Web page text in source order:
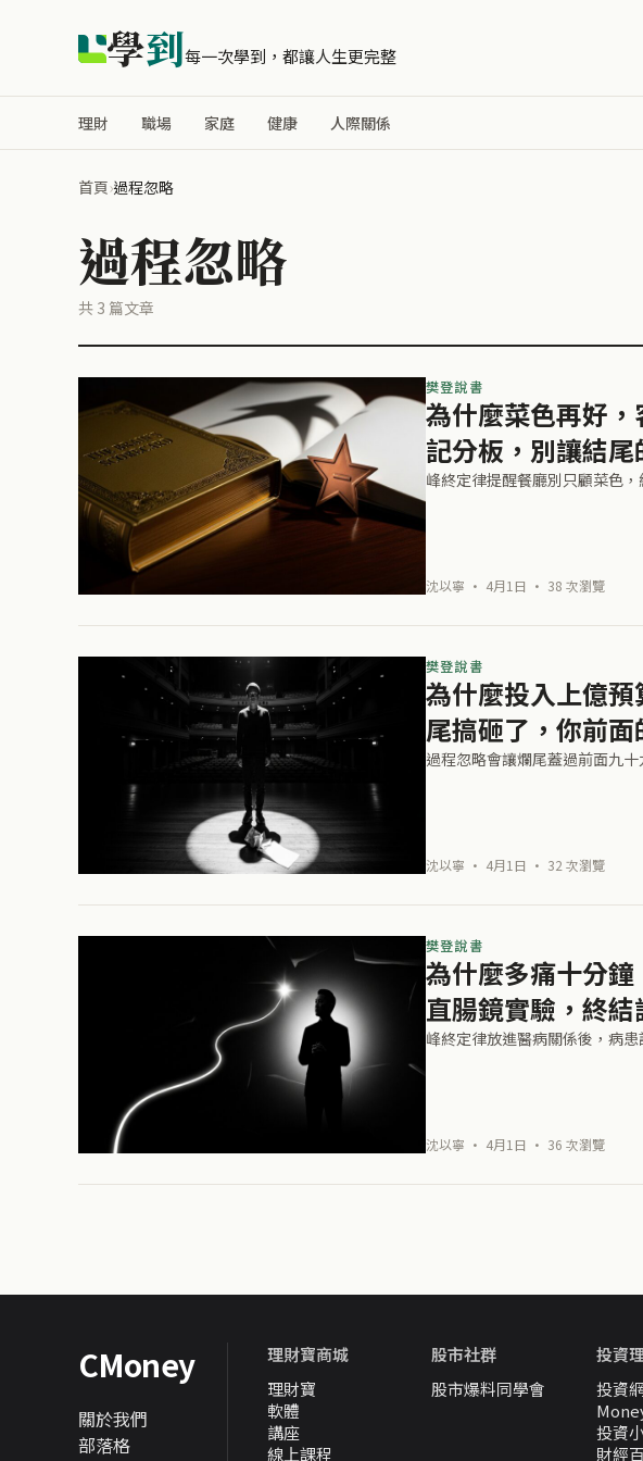
學到每一次學到，都讓人生更完整
理財 職場 家庭 健康 人際關係
首頁›過程忽略
過程忽略
共 3 篇文章
樊登說書
為什麼菜色再好
記分板，別讓結尾
峰終定律提醒餐廳別只顧菜色
沈以寧 · 4月1日 · 38 次瀏覽
樊登說書
為什麼投入上億
尾搞砸了，你前面
過程忽略會讓爛尾蓋過前面九
沈以寧 · 4月1日 · 32 次瀏覽
樊登說書
為什麼多痛十分
直腸鏡實驗，終結
峰終定律放進醫病關係後，病
沈以寧 · 4月1日 · 36 次瀏覽
CMoney
關於我們
部落格
理財寶商城
理財寶
軟體
講座
線上課程
股市社群
股市爆料同學會
投資
投資
投資
財經